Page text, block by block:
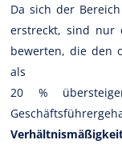
Da sich der
erstreckt, sind nur
bewerten, die den
als
20 %